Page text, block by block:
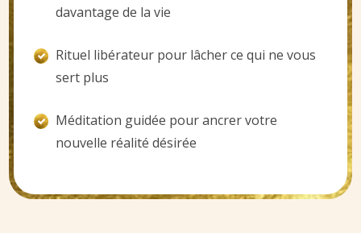
davantage de la vie
Rituel libérateur pour lâcher ce qui ne vous
sert plus
Méditation guidée pour ancrer votre
nouvelle réalité désirée